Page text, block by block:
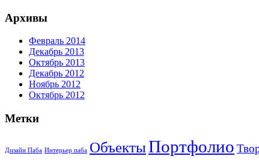
Архивы
Февраль 2014
Декабрь 2013
Октябрь 2013
Декабрь 2012
Ноябрь 2012
Октябрь 2012
Метки
Дизайн Паба Интерьер паба ОбъектыПортфолио